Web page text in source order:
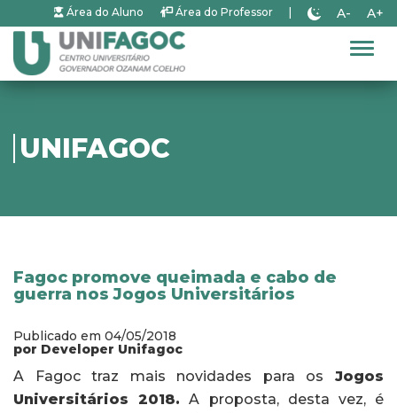
Área do Aluno Área do Professor A- A+
UNIFAGOC
Fagoc promove queimada e cabo de
guerra nos Jogos Universitários
Publicado em 04/05/2018
por Developer Unifagoc
A Fagoc traz mais novidades para os Jogos
Universitários 2018. A proposta, desta vez, é